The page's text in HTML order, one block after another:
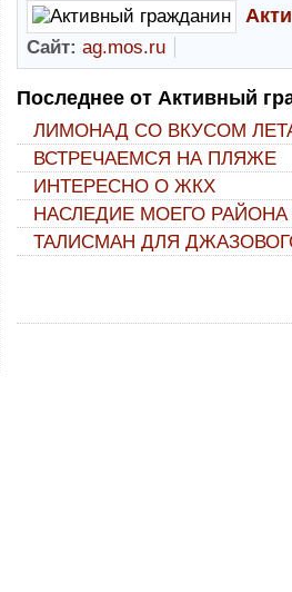
Сайт:ag.mos.ru
Последнее от Активный
ЛИМОНАД СО ВКУСОМ
ВСТРЕЧАЕМСЯ НА ПЛЯЖЕ
ИНТЕРЕСНО О ЖКХ
НАСЛЕДИЕ МОЕГО РАЙОНА
ТАЛИСМАН ДЛЯ